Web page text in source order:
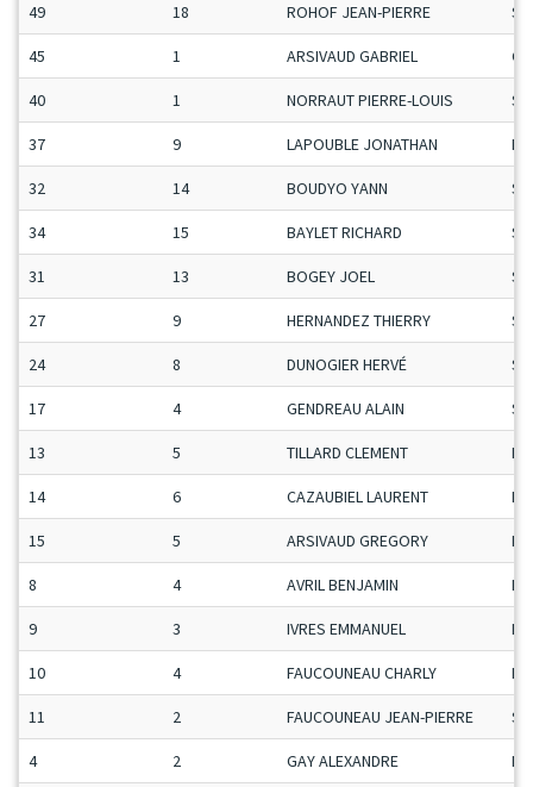
49 18 ROHOF JEAN-PIERRE
45 1 ARSIVAUD GABRIEL
40 1 NORRAUT PIERRE-LOUIS
37 9 LAPOUBLE JONATHAN
32 14 BOUDYO YANN
34 15 BAYLET RICHARD
31 13 BOGEY JOEL
27 9 HERNANDEZ THIERRY
24 8 DUNOGIER HERVÉ
17 4 GENDREAU ALAIN
13 5 TILLARD CLEMENT
14 6 CAZAUBIEL LAURENT
15 5 ARSIVAUD GREGORY
8 4 AVRIL BENJAMIN
9 3 IVRES EMMANUEL
10 4 FAUCOUNEAU CHARLY
11 2 FAUCOUNEAU JEAN-PIERRE
4 2 GAY ALEXANDRE